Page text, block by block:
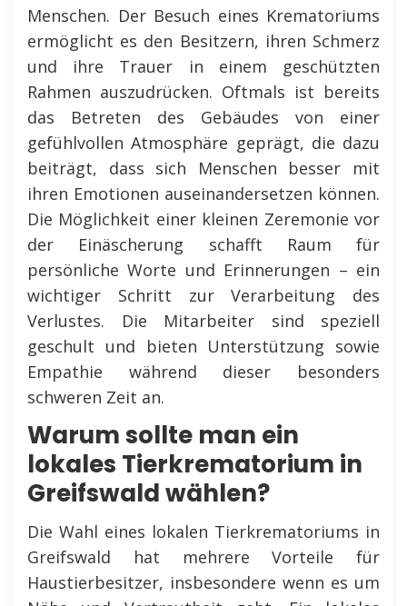
Menschen. Der Besuch eines Krematoriums
ermöglicht es den Besitzern, ihren Schmerz
und ihre Trauer in einem geschützten
Rahmen auszudrücken. Oftmals ist bereits
das Betreten des Gebäudes von einer
gefühlvollen Atmosphäre geprägt, die dazu
beiträgt, dass sich Menschen besser mit
ihren Emotionen auseinandersetzen können.
Die Möglichkeit einer kleinen Zeremonie vor
der Einäscherung schafft Raum für
persönliche Worte und Erinnerungen – ein
wichtiger Schritt zur Verarbeitung des
Verlustes. Die Mitarbeiter sind speziell
geschult und bieten Unterstützung sowie
Empathie während dieser besonders
schweren Zeit an.
Warum sollte man ein
lokales Tierkrematorium in
Greifswald wählen?
Die Wahl eines lokalen Tierkrematoriums in
Greifswald hat mehrere Vorteile für
Haustierbesitzer, insbesondere wenn es um